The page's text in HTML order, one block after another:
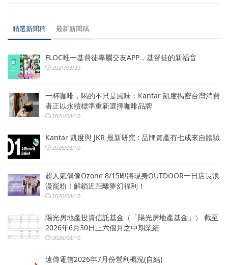
精選新聞稿 最新新聞稿
FLOC唯一基督徒專屬交友APP，基督徒的新福音
2021/03/29
一杯咖啡，喝的不只是風味：Kantar 凱度揭密台灣消費
者正以永續標準重新選擇咖啡品牌
2026/08/10
Kantar 凱度與 JKR 最新研究 : 品牌資產有七成來自體驗
2026/08/10
超人氣偶像Ozone 8/15即將現身OUTDOOR一日店長浪
漫寵粉！解鎖近距離夢幻福利！
2026/08/10
陽光房地產投資信託基金（「陽光房地產基金」） 截至
2026年6月30日止六個月之中期業績
2026/08/10
遠傳電信2026年7月份營利概況(自結)